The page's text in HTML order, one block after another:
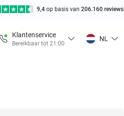
9,4 op basis van 206.160 reviews
Klantenservice
Bereikbaar tot 21:00
NL